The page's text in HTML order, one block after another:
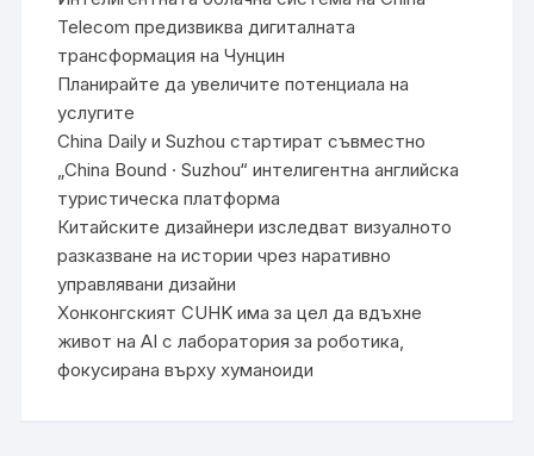
Telecom предизвиква дигиталната
трансформация на Чунцин
Планирайте да увеличите потенциала на
услугите
China Daily и Suzhou стартират съвместно
„China Bound · Suzhou“ интелигентна английска
туристическа платформа
Китайските дизайнери изследват визуалното
разказване на истории чрез наративно
управлявани дизайни
Хонконгският CUHK има за цел да вдъхне
живот на AI с лаборатория за роботика,
фокусирана върху хуманоиди